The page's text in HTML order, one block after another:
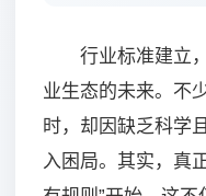
行业标准建立
业生态的未来。不
时，却因缺乏科学
入困局。其实，真